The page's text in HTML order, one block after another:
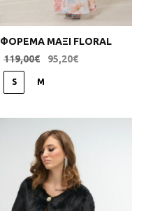
ΦΟΡΕΜΑ ΜΑΞΙ FLORAL
119,00€ 95,20€
S M